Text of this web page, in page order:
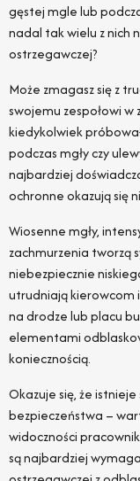
gęstej mgle lub
nadal tak wielu z nich
ostrzegawczej?
Może zmagasz się z
swojemu zespołowi
kiedykolwiek
podczas mgły czy
najbardziej
ochronne okazują się
Wiosenne mgły,
zachmurzenia tworzą
niebezpiecznie
utrudniają kierowcom
na drodze lub placu
elementami
koniecznością.
Okazuje się, że
bezpieczeństwa –
widoczności
są najbardziej